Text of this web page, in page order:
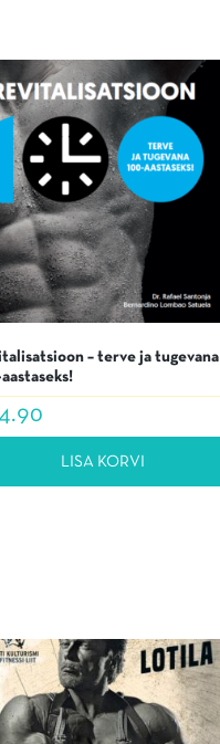
– terve ja tugevana
LISA KORVI